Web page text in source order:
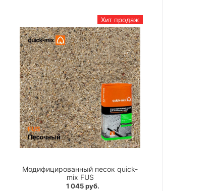
Хит продаж
Модифицированный песок quick-
mix FUS
1 045 руб.